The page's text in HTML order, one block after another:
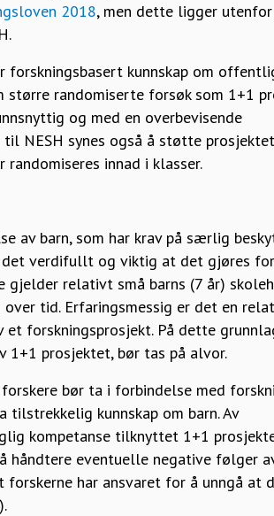
2018, men dette ligger utenfor
forskningsbasert kunnskap om
større randomiserte forsøk som 1+1
og med en overbevisende
NESH synes også å støtte
innad i klasser.
av barn, som har krav på særlig
det verdifullt og viktig at det gjøres
relativt små barns (7 år)
tid. Erfaringsmessig er det en
forskningsprosjekt. På dette
1+1 prosjektet, bør tas på alvor.
bør ta i forbindelse med
tilstrekkelig kunnskap om barn. Av
kompetanse tilknyttet 1+1
håndtere eventuelle negative følger
har ansvaret for å unngå at